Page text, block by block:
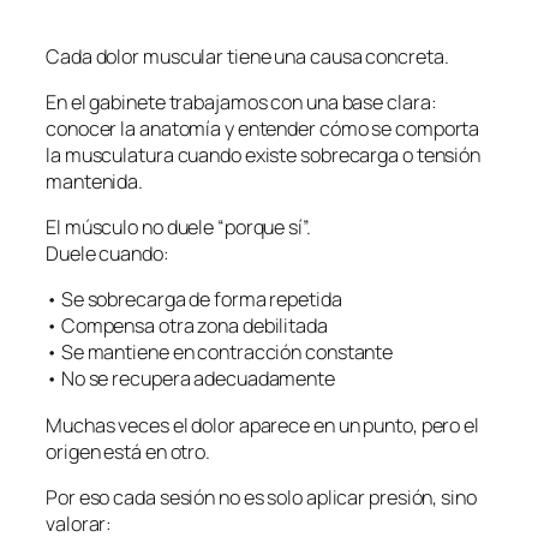
Cada dolor muscular tiene una causa concreta.
En el gabinete trabajamos con una base clara:
conocer la anatomía y entender cómo se comporta
la musculatura cuando existe sobrecarga o tensión
mantenida.
El músculo no duele “porque sí”.
Duele cuando:
• Se sobrecarga de forma repetida
• Compensa otra zona debilitada
• Se mantiene en contracción constante
• No se recupera adecuadamente
Muchas veces el dolor aparece en un punto, pero el
origen está en otro.
Por eso cada sesión no es solo aplicar presión, sino
valorar: